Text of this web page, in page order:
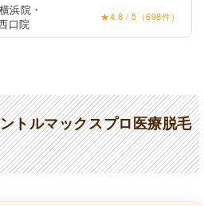
浜院・
口院
★4.8 / 5（698件）
リニック ★3.2 (62件)
★4.7 (3件)
トルマックスプロ医療脱毛